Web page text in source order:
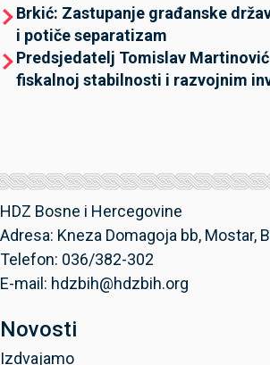
Brkić: Zastupanje građanske
i potiče separatizam
Predsjedatelj Tomislav
fiskalnoj stabilnosti i razvojnim
HDZ Bosne i Hercegovine
Adresa: Kneza Domagoja bb, Mostar,
Telefon: 036/382-302
E-mail: hdzbih@hdzbih.org
Novosti
Izdvajamo